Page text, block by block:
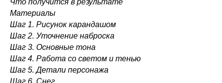
Что получится в результате
Материалы
Шаг 1. Рисунок карандашом
Шаг 2. Уточнение наброска
Шаг 3. Основные тона
Шаг 4. Работа со светом и тенью
Шаг 5. Детали персонажа